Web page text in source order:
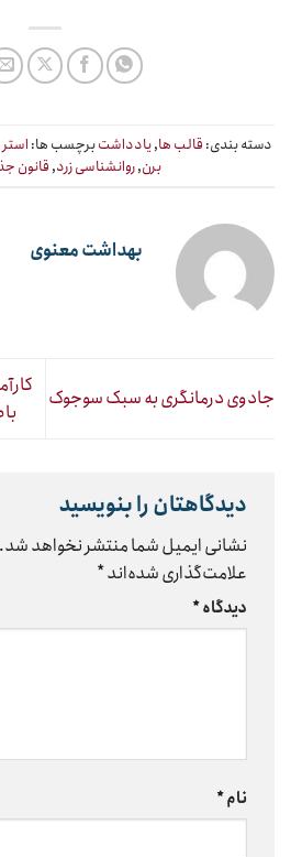
دسته بندی: قالب ها,یادداشتبرچسب ها:
برن,روانشناسی زرد, قانون
بهداشت معنوی
جادوی درمانگری به سبک سوجوک
دیدگاهتان را بنویسید
نشانی ایمیل شما منتشر نخواهد شد.
علامت‌گذاری شده‌اند*
دیدگاه*
نام*